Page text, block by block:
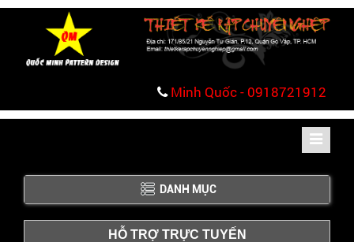
Minh Quốc - 0918721912
Toggle
DANH MỤC
HỖ TRỢ TRỰC TUYẾN